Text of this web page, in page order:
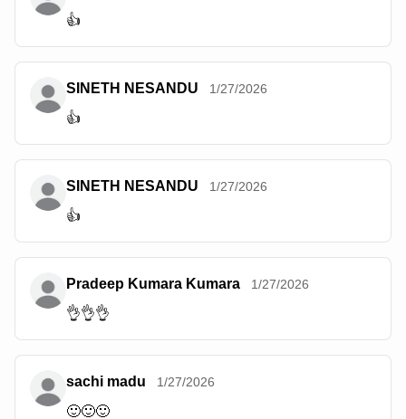
👍
SINETH NESANDU 1/27/2026
👍
SINETH NESANDU 1/27/2026
👍
Pradeep Kumara Kumara 1/27/2026
👌👌👌
sachi madu 1/27/2026
🙂🙂🙂